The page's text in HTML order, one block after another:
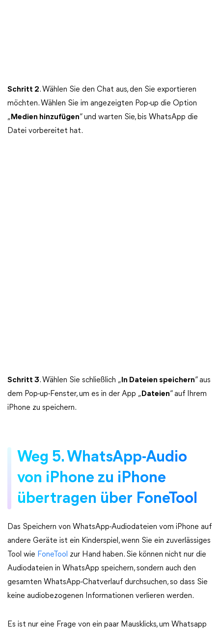
Schritt 2. Wählen Sie den Chat aus, den Sie exportieren
möchten. Wählen Sie im angezeigten Pop-up die Option
„ Medien hinzufügen“ und warten Sie, bis WhatsApp die
Datei vorbereitet hat.
Schritt 3. Wählen Sie schließlich „ In Dateien speichern“ aus
dem Pop-up-Fenster, um es in der App „ Dateien“ auf Ihrem
iPhone zu speichern.
Weg 5. WhatsApp-Audio
von iPhone zu iPhone
übertragen über FoneTool
Das Speichern von WhatsApp-Audiodateien vom iPhone auf
andere Geräte ist ein Kinderspiel, wenn Sie ein zuverlässiges
Tool wie FoneTool zur Hand haben. Sie können nicht nur die
Audiodateien in WhatsApp speichern, sondern auch den
gesamten WhatsApp-Chatverlauf durchsuchen, so dass Sie
keine audiobezogenen Informationen verlieren werden.
Es ist nur eine Frage von ein paar Mausklicks, um Whatsapp